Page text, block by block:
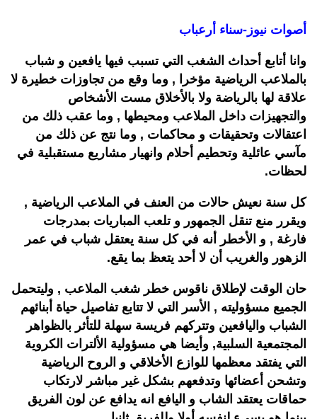
أصوات نيوز-سناء أرعباب
وانا أتابع أحداث الشغب التي تسبب فيها يافعين و شباب
بالملاعب الرياضية مؤخرا , وما وقع من تجاوزات خطيرة لا
علاقة لها بالرياضة ولا بالأخلاق مست الأشخاص
والتجهيزات داخل الملاعب ومحيطها , وما عقب ذلك من
اعتقالات وتحقيقات و محاكمات , وما نتج عن ذلك من
مآسي عائلية وتحطيم أحلام وانهيار مشاريع مستقبلية في
لحظات.
كل سنة نعيش حالات من العنف في الملاعب الرياضية ,
ويقرر منع تنقل الجمهور و تلعب المباريات بمدرجات
فارغة , و الأخطر أنه في كل سنة يعتقل شباب في عمر
الزهور والغريب أن لا أحد يتعظ بما يقع.
حان الوقت لإطلاق ناقوس خطر شغب الملاعب , وليتحمل
الجميع مسؤوليته , الأسر التي لا تتابعتفاصيل حياة أبنائهم
الشباب و اليافعين وتتركهم فريسة سهلة للتأثر بالظواهر
المجتمعية السلبية, وأيضا هي مسؤولية الألترات الكروية
التي يفتقد معظمها للوازع الأخلاقي و الروح الرياضية
وتشحن أعضائها وتدفعهم بشكل غير مباشر لارتكاب
حماقات يعتقد الشاب و اليافع انه يدافع عن لون الفريق